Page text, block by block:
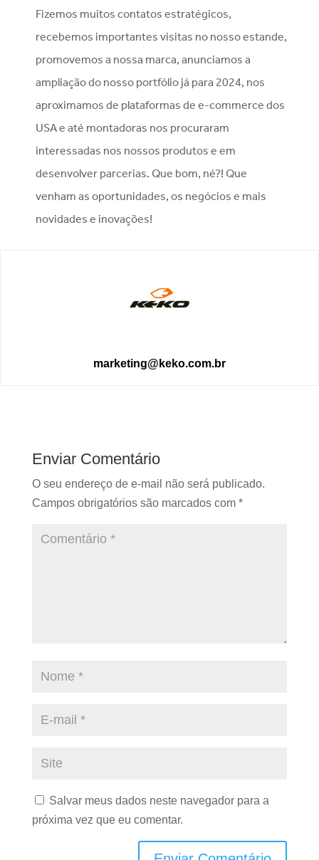
Fizemos muitos contatos estratégicos,
recebemos importantes visitas no nosso estande,
promovemos a nossa marca, anunciamos a
ampliação do nosso portfólio já para 2024, nos
aproximamos de plataformas de e-commerce dos
USA e até montadoras nos procuraram
interessadas nos nossos produtos e em
desenvolver parcerias. Que bom, né?! Que
venham as oportunidades, os negócios e mais
novidades e inovações!
marketing@keko.com.br
Enviar Comentário
O seu endereço de e-mail não será publicado.
Campos obrigatórios são marcados com *
Salvar meus dados neste navegador para a
próxima vez que eu comentar.